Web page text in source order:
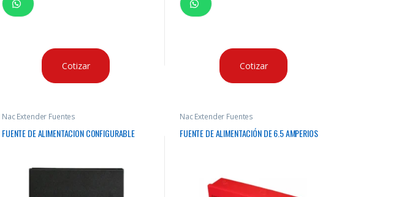
Cotizar Cotizar
Nac Extender Fuentes
FUENTE DE ALIMENTACION CONFIGURABLE
Nac Extender Fuentes
FUENTE DE ALIMENTACIÓN DE 6.5 AMPERIOS